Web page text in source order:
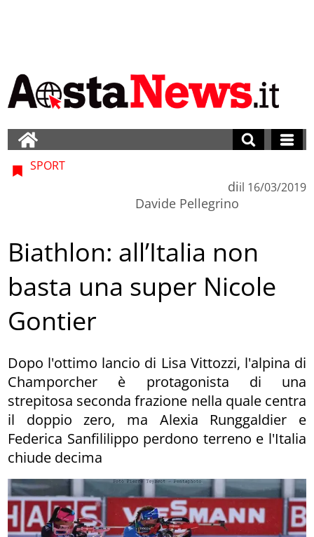
SPORT
di
Davide Pellegrino
il 16/03/2019
Biathlon: all’Italia non
basta una super Nicole
Gontier
Dopo l'ottimo lancio di Lisa Vittozzi, l'alpina di
Champorcher è protagonista di una
strepitosa seconda frazione nella quale centra
il doppio zero, ma Alexia Runggaldier e
Federica Sanfililippo perdono terreno e l'Italia
chiude decima